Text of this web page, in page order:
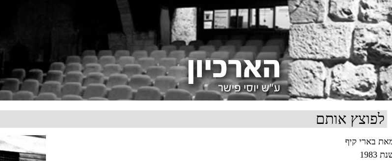
לפוצץ אותם
בארי קיף
1983